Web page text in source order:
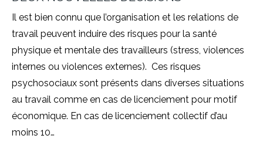
Il est bien connu que l’organisation et les relations de
travail peuvent induire des risques pour la santé
physique et mentale des travailleurs (stress, violences
internes ou violences externes). Ces risques
psychosociaux sont présents dans diverses situations
au travail comme en cas de licenciement pour motif
économique. En cas de licenciement collectif d’au
moins 10…